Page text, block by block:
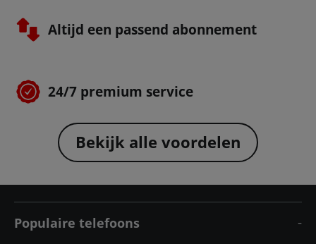
Altijd een passend abonnement
24/7 premium service
Bekijk alle voordelen
Populaire telefoons